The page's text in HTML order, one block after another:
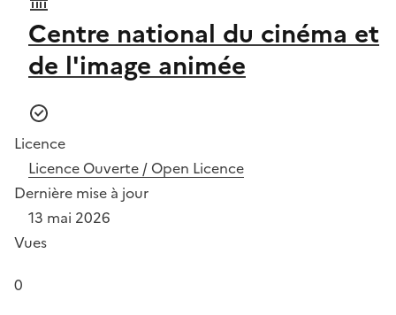
Centre national du cinéma et
de l'image animée
Licence
Licence Ouverte / Open Licence
Dernière mise à jour
13 mai 2026
Vues
0